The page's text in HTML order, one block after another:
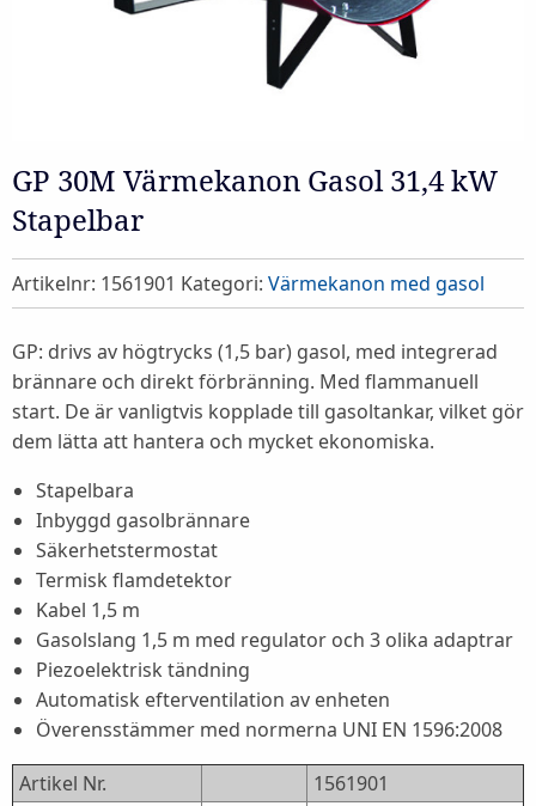
GP 30M Värmekanon Gasol 31,4 kW
Stapelbar
Artikelnr: 1561901 Kategori: Värmekanon med gasol
GP: drivs av högtrycks (1,5 bar) gasol, med integrerad
brännare och direkt förbränning. Med flammanuell
start. De är vanligtvis kopplade till gasoltankar, vilket gör
dem lätta att hantera och mycket ekonomiska.
Stapelbara
Inbyggd gasolbrännare
Säkerhetstermostat
Termisk flamdetektor
Kabel 1,5 m
Gasolslang 1,5 m med regulator och 3 olika adaptrar
Piezoelektrisk tändning
Automatisk efterventilation av enheten
Överensstämmer med normerna UNI EN 1596:2008
Artikel Nr.
1561901